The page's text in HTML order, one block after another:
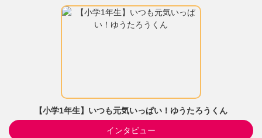
【小学1年生】いつも元気いっぱい！ゆうたろうくん
インタビュー